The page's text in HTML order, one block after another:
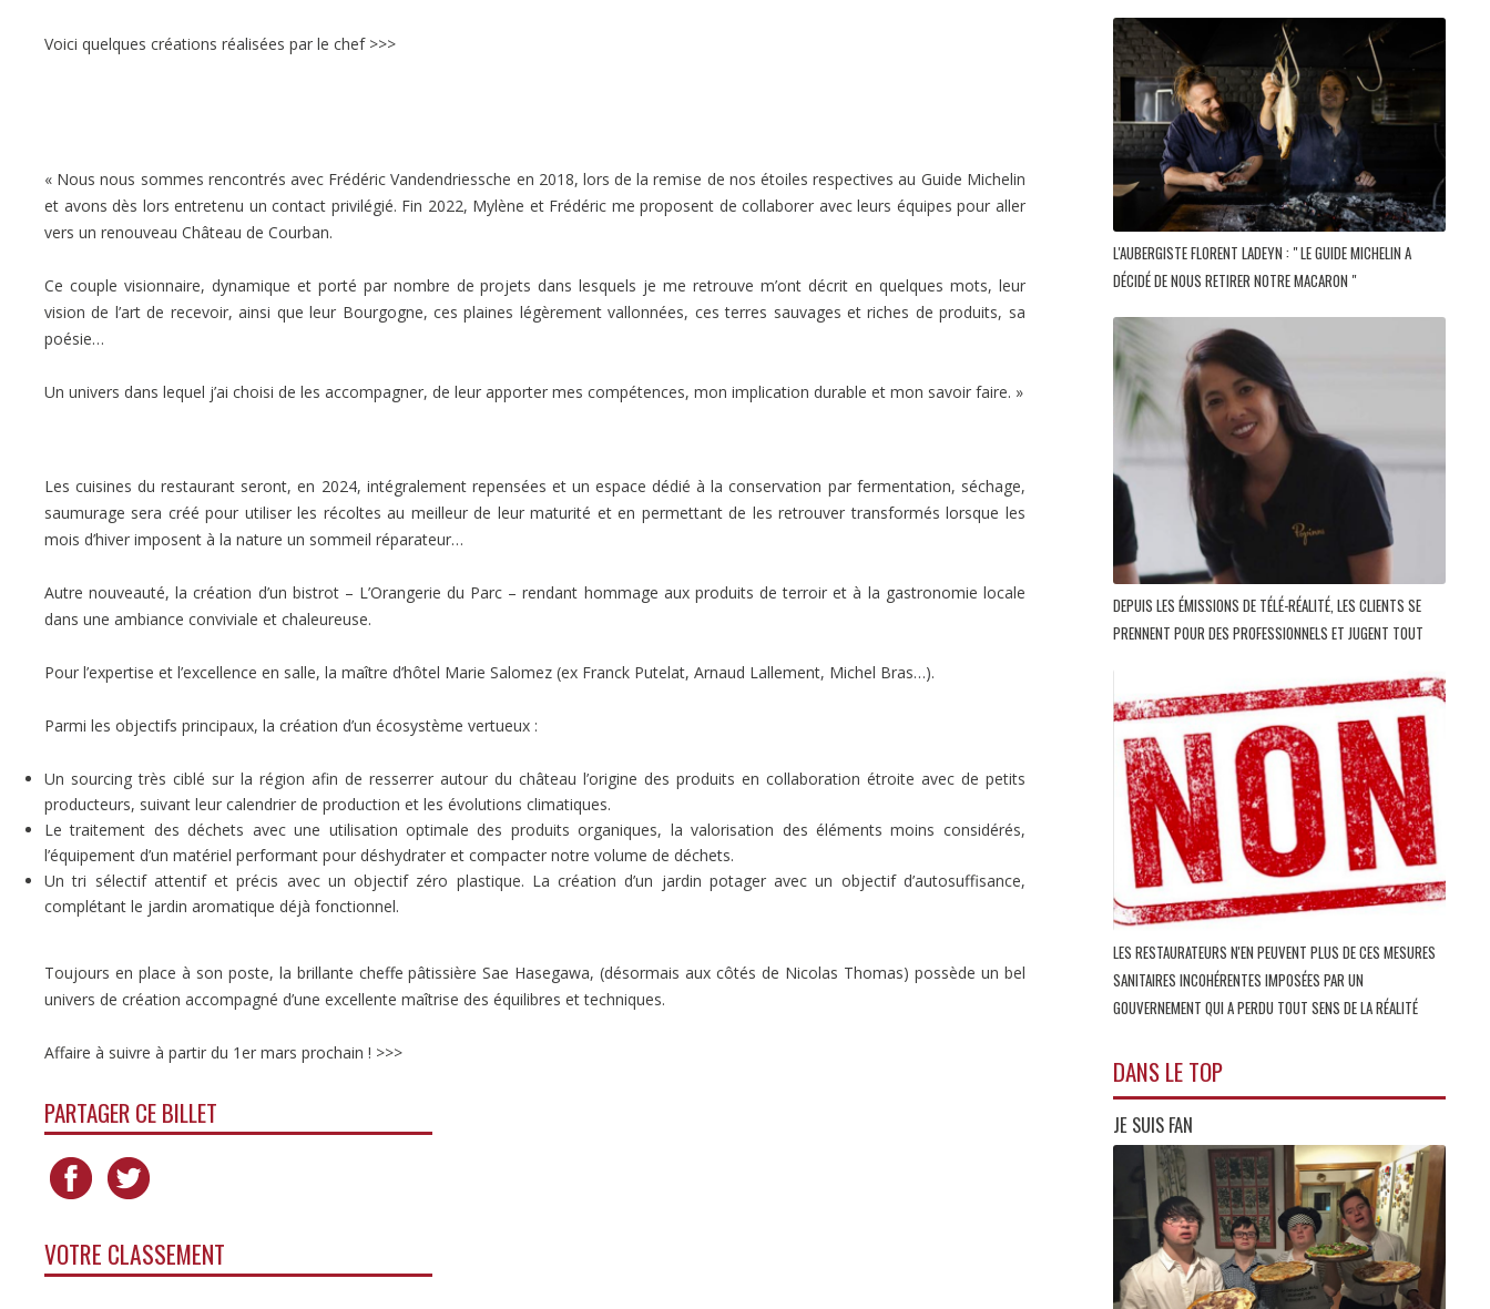
Voici quelques créations réalisées par le chef >>>
« Nous nous sommes rencontrés avec Frédéric Vandendriessche en 2018, lors de la remise de nos étoiles respectives au Guide Michelin
et avons dès lors entretenu un contact privilégié. Fin 2022, Mylène et Frédéric me proposent de collaborer avec leurs équipes pour aller
vers un renouveau Château de Courban.
Ce couple visionnaire, dynamique et porté par nombre de projets dans lesquels je me retrouve m’ont décrit en quelques mots, leur
vision de l’art de recevoir, ainsi que leur Bourgogne, ces plaines légèrement vallonnées, ces terres sauvages et riches de produits, sa
poésie…
Un univers dans lequel j’ai choisi de les accompagner, de leur apporter mes compétences, mon implication durable et mon savoir faire. »
Les cuisines du restaurant seront, en 2024, intégralement repensées et un espace dédié à la conservation par fermentation, séchage,
saumurage sera créé pour utiliser les récoltes au meilleur de leur maturité et en permettant de les retrouver transformés lorsque les
mois d’hiver imposent à la nature un sommeil réparateur…
Autre nouveauté, la création d’un bistrot – L’Orangerie du Parc – rendant hommage aux produits de terroir et à la gastronomie locale
dans une ambiance conviviale et chaleureuse.
Pour l’expertise et l’excellence en salle, la maître d’hôtel Marie Salomez (ex Franck Putelat, Arnaud Lallement, Michel Bras…).
Parmi les objectifs principaux, la création d’un écosystème vertueux :
Un sourcing très ciblé sur la région afin de resserrer autour du château l’origine des produits en collaboration étroite avec de petits
producteurs, suivant leur calendrier de production et les évolutions climatiques.
Le traitement des déchets avec une utilisation optimale des produits organiques, la valorisation des éléments moins considérés,
l’équipement d’un matériel performant pour déshydrater et compacter notre volume de déchets.
Un tri sélectif attentif et précis avec un objectif zéro plastique. La création d’un jardin potager avec un objectif d’autosuffisance,
complétant le jardin aromatique déjà fonctionnel.
Toujours en place à son poste, la brillante cheffe pâtissière Sae Hasegawa, (désormais aux côtés de Nicolas Thomas) possède un bel
univers de création accompagné d’une excellente maîtrise des équilibres et techniques.
Affaire à suivre à partir du 1er mars prochain ! >>>
PARTAGER CE BILLET
VOTRE CLASSEMENT
L'AUBERGISTE FLORENT LADEYN : " LE GUIDE MICHELIN A
DÉCIDÉ DE NOUS RETIRER NOTRE MACARON "
DEPUIS LES ÉMISSIONS DE TÉLÉ-RÉALITÉ, LES CLIENTS SE
PRENNENT POUR DES PROFESSIONNELS ET JUGENT TOUT
LES RESTAURATEURS N'EN PEUVENT PLUS DE CES MESURES
SANITAIRES INCOHÉRENTES IMPOSÉES PAR UN
GOUVERNEMENT QUI A PERDU TOUT SENS DE LA RÉALITÉ
DANS LE TOP
JE SUIS FAN